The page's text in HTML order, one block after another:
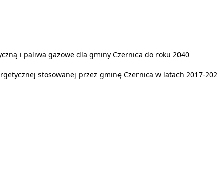
i paliwa gazowe dla gminy Czernica do roku 2040
stosowanej przez gminę Czernica w latach 2017-